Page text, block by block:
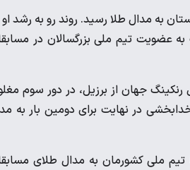
جهانی ازبکستان به مدال طلا رسید. روند رو به رشد
به عضویت تیم ملی بزرگسالان در
رنکینگ جهان از برزیل، در دور سوم
در نهایت برای دومین بار به
ملی کشورمان به مدال طلای